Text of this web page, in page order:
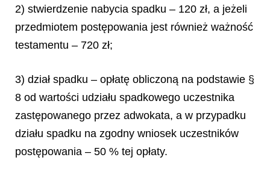
2) stwierdzenie nabycia spadku – 120 zł, a jeżeli
przedmiotem postępowania jest również ważność
testamentu – 720 zł;
3) dział spadku – opłatę obliczoną na podstawie §
8 od wartości udziału spadkowego uczestnika
zastępowanego przez adwokata, a w przypadku
działu spadku na zgodny wniosek uczestników
postępowania – 50 % tej opłaty.